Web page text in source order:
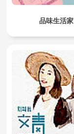
品味生活家